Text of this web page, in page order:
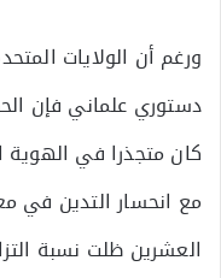
ورغم أن الولايات
دستوري علماني فإن
كان متجذرا في الهوية
مع انحسار التدين في
العشرين ظلت نسبة